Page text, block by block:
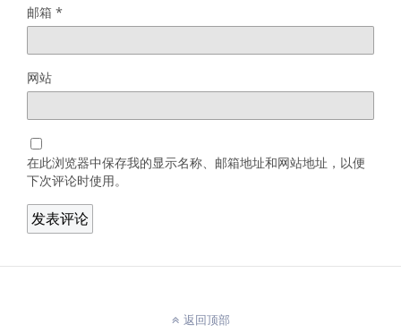
邮箱 *
网站
在此浏览器中保存我的显示名称、邮箱地址和网站地址，以便
下次评论时使用。
返回顶部